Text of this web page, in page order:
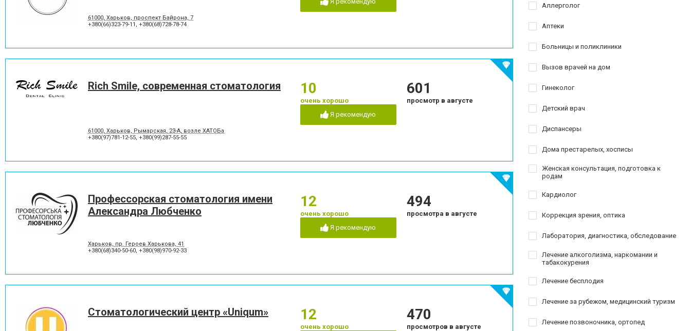
Отбеливание зубов
Пластика десневого края
Пластины для исправления
Пломбирование зубов Пломбирование каналов Подготовка к протезированию
Шинирование зубов Элайнеры Эстетическая реставрация
61000, Харьков, проспект Байрона, 7
+380(66)323-79-11 , +380(68)728-78-74
Rich Smile, современная стоматология
61000, Харьков, Рымарская, 23-А, возле ХАТОБа
+380(97)781-12-55, +380(99)287-55-55
10
очень хорошо
Я рекомендую
601
просмотр в августе
Профессорская стоматология имени
Александра Любченко
Харьков, пр. Героев Харькова, 41
+380(68)340-50-60, +380(98)970-92-33
12
очень хорошо
Я рекомендую
494
просмотра в августе
Стоматологический центр «Uniqum» 12
очень хорошо
470
просмотров в августе
Аллерголог
Аптеки
Больницы и поликлиники
Вызов врачей на дом
Гинеколог
Детский врач
Диспансеры
Дома престарелых, хосписы
Женская консультация, подготовка к
родам
Кардиолог
Коррекция зрения, оптика
Лаборатория, диагностика, обследование
Лечение алкоголизма, наркомании и
табакокурения
Лечение бесплодия
Лечение за рубежом, медицинский туризм
Лечение позвоночника, ортопед